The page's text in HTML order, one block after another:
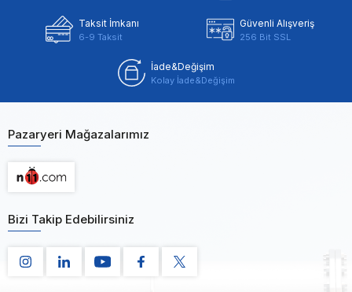
Taksit İmkanı
6-9 Taksit
Güvenli Alışveriş
256 Bit SSL
İade&Değişim
Kolay İade&Değişim
Pazaryeri Mağazalarımız
Bizi Takip Edebilirsiniz